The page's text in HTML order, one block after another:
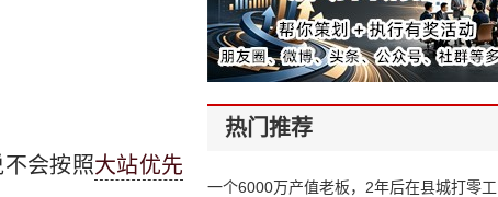
不会按照大站优先
热门推荐
一个6000万产值老板，2年后在县城打零工